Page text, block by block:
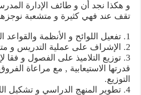
و هكذا نجد أن و طائف الإدارة
تقف عند فهي كثيرة و متشعبة نوجزها
1. تفعيل اللوائح و الأنظمة والقواعد التنظيمية.
2. الإشراف على عملية التدريس و متابعتها و تطويرها.
3. توزيع التلاميذ على الفصول و فقا
قدرتها الاستيعابية , مع مراعاة
التوزيع.
4. تطوير المنهج الدراسي و تشكيل